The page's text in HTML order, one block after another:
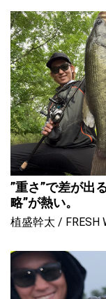
”重さ”で差が出
略”が熱い。
植盛幹太 FRESH